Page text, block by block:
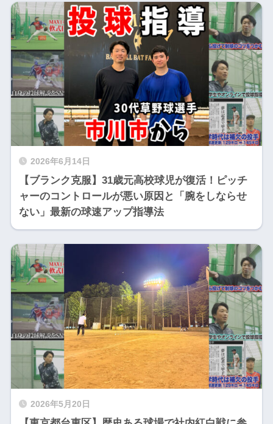
2026年6月14日
【ブランク克服】31歳元高校球児が復活！ピッチ
ャーのコントロールが悪い原因と「腕をしならせ
ない」最新の球速アップ指導法
2026年5月20日